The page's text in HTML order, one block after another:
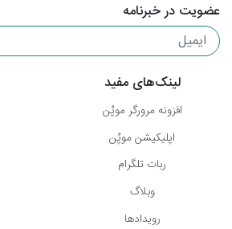
عضویت در خبرنامه
لینک‌های مفید
افزونه مرورگر موپُن
اپلیکیشن موپُن
ربات تلگرام
وبلاگ
رویدادها